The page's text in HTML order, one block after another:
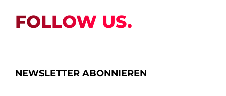
FOLLOW US.
NEWSLETTER ABONNIEREN